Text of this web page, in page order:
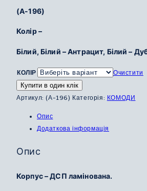
грн.
5
грн.
(А-196)
Колір –
Білий, Білий – Антрацит, Білий –
КОЛІР Очистити
Купити в один клік
Артикул:(А-196) Категорія: КОМОДИ
Опис
Додаткова інформація
Опис
Корпус – ДСП ламінована.